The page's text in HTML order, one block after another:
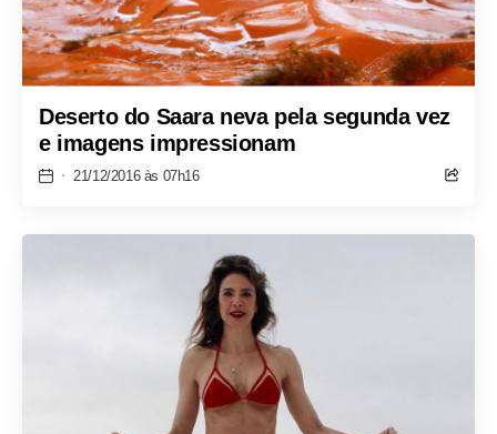
Deserto do Saara neva pela segunda vez
e imagens impressionam
21/12/2016 às 07h16